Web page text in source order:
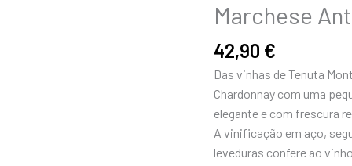
Marchese
42,90 €
Das vinhas de Tenuta
Chardonnay com uma
elegante e com frescura
A vinificação em aço,
leveduras confere ao